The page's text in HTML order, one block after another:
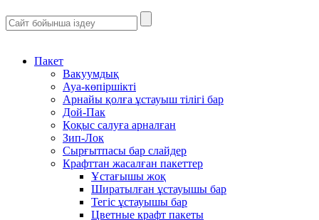
Пакет
Вакуумдық
Ауа-көпіршікті
Арнайы қолға ұстауыш тілігі бар
Дой-Пак
Қоқыс салуға арналған
Зип-Лок
Сырғытпасы бар слайдер
Крафттан жасалған пакеттер
Ұстағышы жоқ
Ширатылған ұстауышы бар
Тегіс ұстауышы бар
Цветные крафт пакеты